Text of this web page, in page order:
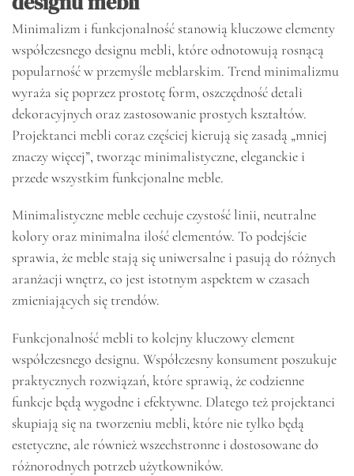
Minimalizm i funkcjonalność stanowią kluczowe elementy
współczesnego designu mebli, które odnotowują rosnącą
popularność w przemyśle meblarskim. Trend minimalizmu
wyraża się poprzez prostotę form, oszczędność detali
dekoracyjnych oraz zastosowanie prostych kształtów.
Projektanci mebli coraz częściej kierują się zasadą „mniej
znaczy więcej”, tworząc minimalistyczne, eleganckie i
przede wszystkim funkcjonalne meble.
Minimalistyczne meble cechuje czystość linii, neutralne
kolory oraz minimalna ilość elementów. To podejście
sprawia, że meble stają się uniwersalne i pasują do różnych
aranżacji wnętrz, co jest istotnym aspektem w czasach
zmieniających się trendów.
Funkcjonalność mebli to kolejny kluczowy element
współczesnego designu. Współczesny konsument poszukuje
praktycznych rozwiązań, które sprawią, że codzienne
funkcje będą wygodne i efektywne. Dlatego też projektanci
skupiają się na tworzeniu mebli, które nie tylko będą
estetyczne, ale również wszechstronne i dostosowane do
różnorodnych potrzeb użytkowników.